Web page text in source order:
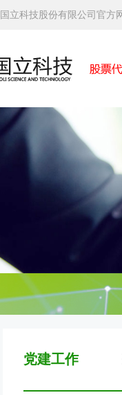
立科技股份有限公司官方
党建工作